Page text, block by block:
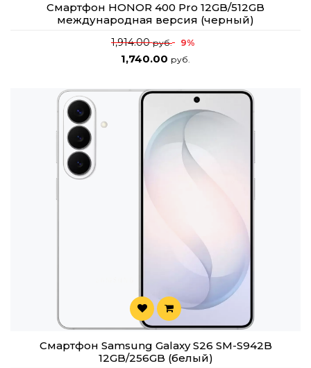
Смартфон HONOR 400 Pro 12GB/512GB
международная версия (черный)
1,914.00руб. 9%
1,740.00 руб.
Смартфон Samsung Galaxy S26 SM-S942B
12GB/256GB (белый)